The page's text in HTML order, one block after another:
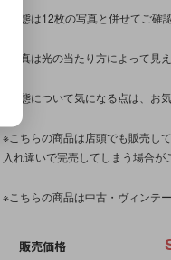
※状態は12枚の写真と併せてご確
※写真は光の当たり方によって見
※状態について気になる点は、お
※こちらの商品は店頭でも販売して
入れ違いで完売してしまう場合が
※こちらの商品は中古・ヴィンテ
販売価格